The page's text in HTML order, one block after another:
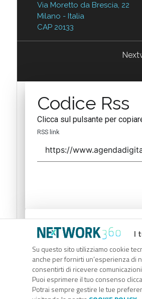
I
Su questo sito utilizziamo cookie
anche per fornirti un’esperienza di
consentirti di ricevere
Puoi esprimere il tuo consenso
Potrai sempre gestire le tue
Via Moretto da Brescia, 22
Milano - Italia
CAP 20133
Codice Rss
Clicca sul pulsante per
RSS link
Codice Rss
Clicca sul pulsante per
RSS link